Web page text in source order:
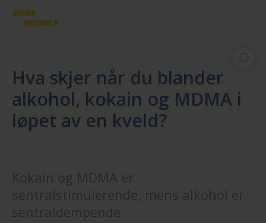
Hva skjer når du blander
alkohol, kokain og MDMA i
løpet av en kveld?
Kokain og MDMA er
sentralstimulerende, mens alkohol er
sentraldempende.